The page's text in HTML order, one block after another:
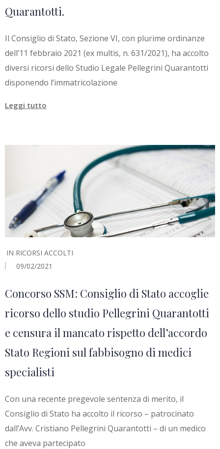
Quarantotti.
Il Consiglio di Stato, Sezione VI, con plurime ordinanze
dell’11 febbraio 2021 (ex multis, n. 631/2021), ha accolto
diversi ricorsi dello Studio Legale Pellegrini Quarantotti
disponendo l’immatricolazione
Leggi tutto
IN RICORSI ACCOLTI
09/02/2021
Concorso SSM: Consiglio di Stato accoglie
ricorso dello studio Pellegrini Quarantotti
e censura il mancato rispetto dell’accordo
Stato Regioni sul fabbisogno di medici
specialisti
Con una recente pregevole sentenza di merito, il
Consiglio di Stato ha accolto il ricorso – patrocinato
dall’Avv. Cristiano Pellegrini Quarantotti – di un medico
che aveva partecipato